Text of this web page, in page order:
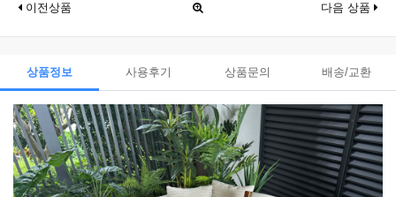
이전상품 다음 상품
상품정보 사용후기 상품문의 배송/교환